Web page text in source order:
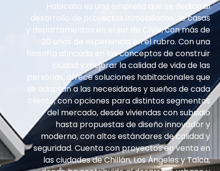
Habicasa es una empresa que se dedica al
desarrollo de proyectos inmobiliarios de casas
y departamentos en el sur de Chile, con más de
20 años de experiencia en el rubro. Con una
filosofía afincada en los conceptos de construir
ciudad y mejorar la calidad de vida de las
personas, ofrece soluciones habitacionales que
se adaptan a las necesidades y sueños de cada
cliente, con opciones para distintos segmentos
del mercado, desde viviendas con subsidio
hasta propuestas de diseño innovador y
moderno, con altos estándares de calidad y
seguridad. Cuenta con proyectos en venta en
las ciudades de Chillán, Los Ángeles y Talca,